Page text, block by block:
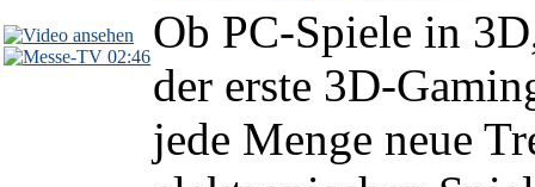
02:46Ob PC-Spiele in
der erste 3D-
jede Menge neue